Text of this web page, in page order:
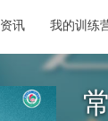
资讯 我的训练